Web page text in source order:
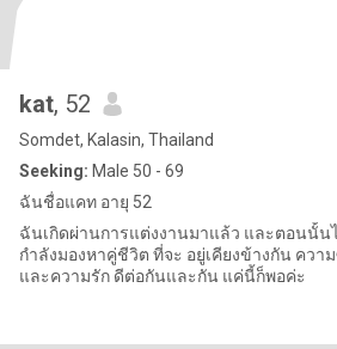
kat, 52
Somdet, Kalasin, Thailand
Seeking: Male 50 - 69
ฉันชื่อแคท อายุ 52
ฉันเกิดผ่านการแต่งงานมาแล้ว และตอนนั้น
กำลังมองหาคู่ชีวิต ที่จะ อยู่เคียงข้างกัน คว
และความรัก ดีต่อกันและกัน แค่นี้ก็พอค่ะ